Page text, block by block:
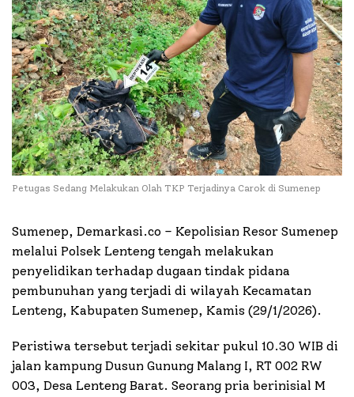
Petugas Sedang Melakukan Olah TKP Terjadinya Carok di Sumenep
Sumenep, Demarkasi.co – Kepolisian Resor Sumenep
melalui Polsek Lenteng tengah melakukan
penyelidikan terhadap dugaan tindak pidana
pembunuhan yang terjadi di wilayah Kecamatan
Lenteng, Kabupaten Sumenep, Kamis (29/1/2026).
Peristiwa tersebut terjadi sekitar pukul 10.30 WIB di
jalan kampung Dusun Gunung Malang I, RT 002 RW
003, Desa Lenteng Barat. Seorang pria berinisial M